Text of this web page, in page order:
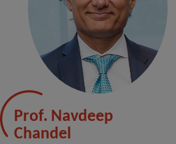
Prof. Navdeep
Chandel